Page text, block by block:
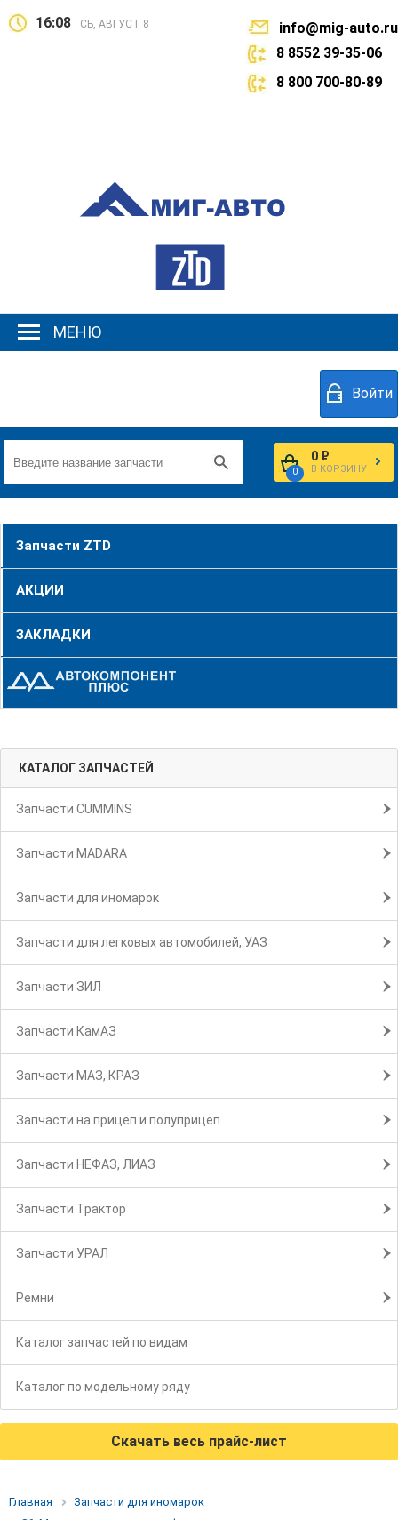
16:08 СБ, АВГУСТ 8
info@mig-auto.ru
8 8552 39-35-06
8 800 700-80-89
МЕНЮ
Войти
0
0 ₽
В КОРЗИНУ
Запчасти ZTD
АКЦИИ
ЗАКЛАДКИ
КАТАЛОГ ЗАПЧАСТЕЙ
Запчасти CUMMINS
Запчасти MADARA
Запчасти для иномарок
Запчасти для легковых автомобилей, УАЗ
Запчасти ЗИЛ
Запчасти КамАЗ
Запчасти МАЗ, КРАЗ
Запчасти на прицеп и полуприцеп
Запчасти НЕФАЗ, ЛИАЗ
Запчасти Трактор
Запчасти УРАЛ
Ремни
Каталог запчастей по видам
Каталог по модельному ряду
Скачать весь прайс-лист
Главная
Запчасти для иномарок